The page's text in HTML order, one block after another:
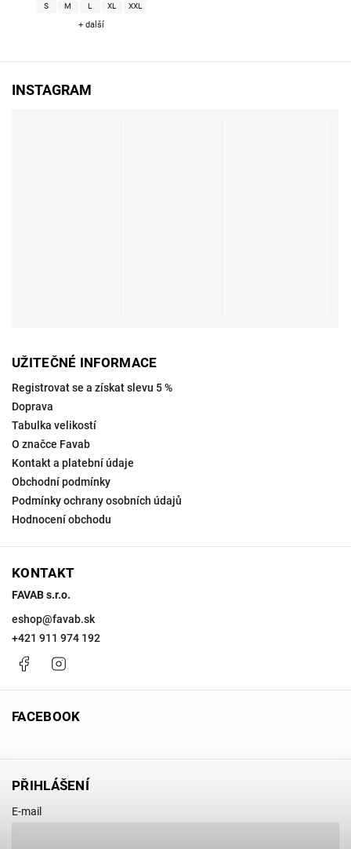
S M L XL XXL
+ další
UŽITEČNÉ INFORMACE
Registrovat se a získat slevu 5 %
Doprava
Tabulka velikostí
O značce Favab
Kontakt a platební údaje
Obchodní podmínky
Podmínky ochrany osobních údajů
Hodnocení obchodu
KONTAKT
FAVAB s.r.o.
eshop@favab.sk
+421 911 974 192
Facebook
FACEBOOK
INSTAGRAM
PŘIHLÁŠENÍ
E-mail